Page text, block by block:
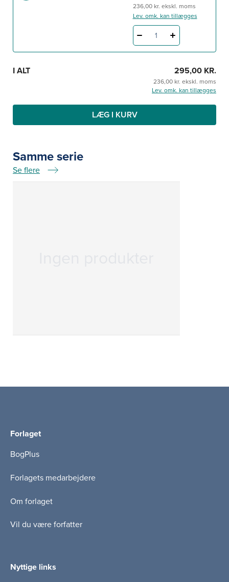
236,00 kr. ekskl. moms
Lev. omk. kan tillægges
1
I ALT 295,00 KR.
236,00 kr. ekskl. moms
Lev. omk. kan tillægges
LÆG I KURV
Samme serie
Se flere
Samme serie
Forlaget
BogPlus
Forlagets medarbejdere
Om forlaget
Vil du være forfatter
Nyttige links